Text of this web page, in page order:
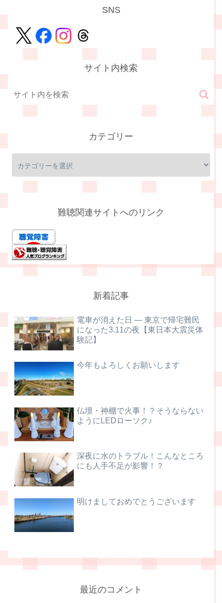
SNS
サイト内検索
カテゴリー
難聴関連サイトへのリンク
新着記事
電車が消えた日 ― 東京で帰宅難民
になった3.11の夜【東日本大震災体
験記】
今年もよろしくお願いします
仏壇・神棚で火事！？そうならない
ようにLEDローソク♪
深夜に水のトラブル！こんなところ
にも人手不足が影響！？
明けましておめでとうございます
最近のコメント